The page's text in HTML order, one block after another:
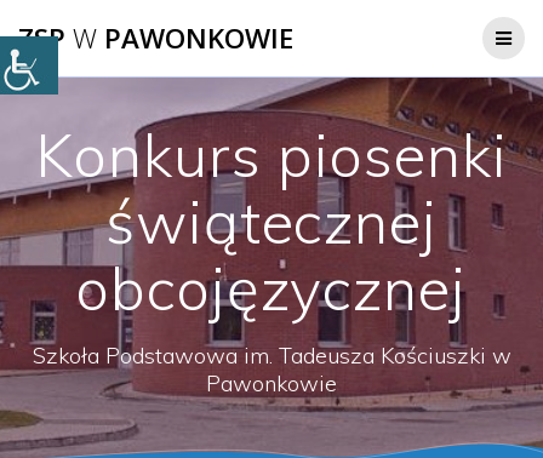
do
ZSP W PAWONKOWIE
Konkurs piosenki
świątecznej
obcojęzycznej
Szkoła Podstawowa im. Tadeusza Kościuszki w
Pawonkowie